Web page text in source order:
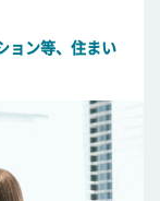
ョン等、住まい